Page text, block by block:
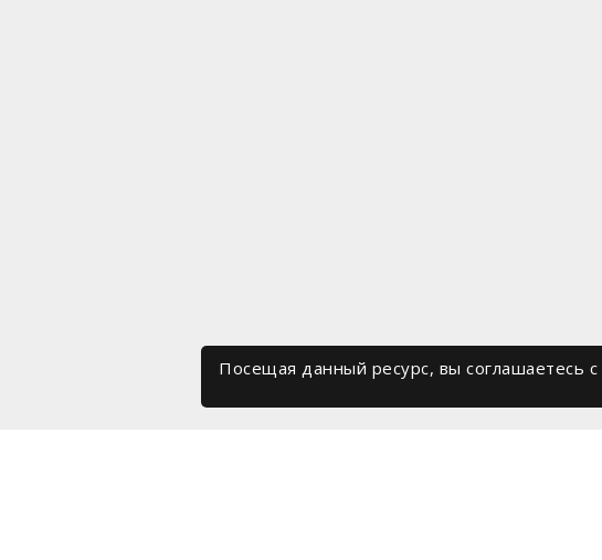
Посещая данный ресурс, вы соглашаетесь c